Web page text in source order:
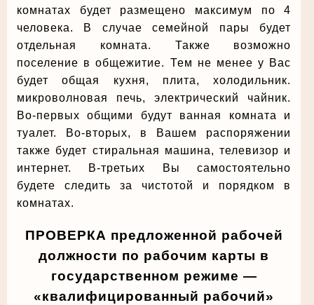
комнатах будет размещено максимум по 4
человека. В случае семейной пары будет
отдельная комната. Также возможно
поселение в общежитие. Тем не менее у Вас
будет общая кухня, плита, холодильник.
микроволновая печь, электрический чайник.
Во-первых общими будут ванная комната и
туалет. Во-вторых, в Вашем распоряжении
также будет стиральная машина, телевизор и
интернет. В-третьих Вы самостоятельно
будете следить за чистотой и порядком в
комнатах.
ПРОВЕРКА предложенной рабочей
должности по рабочим карты в
государственном режиме —
«квалифицированный рабочий»